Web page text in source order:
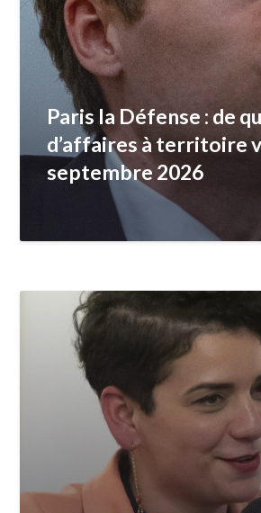
Paris la Défense : de
d’affaires à territoire
septembre 2026